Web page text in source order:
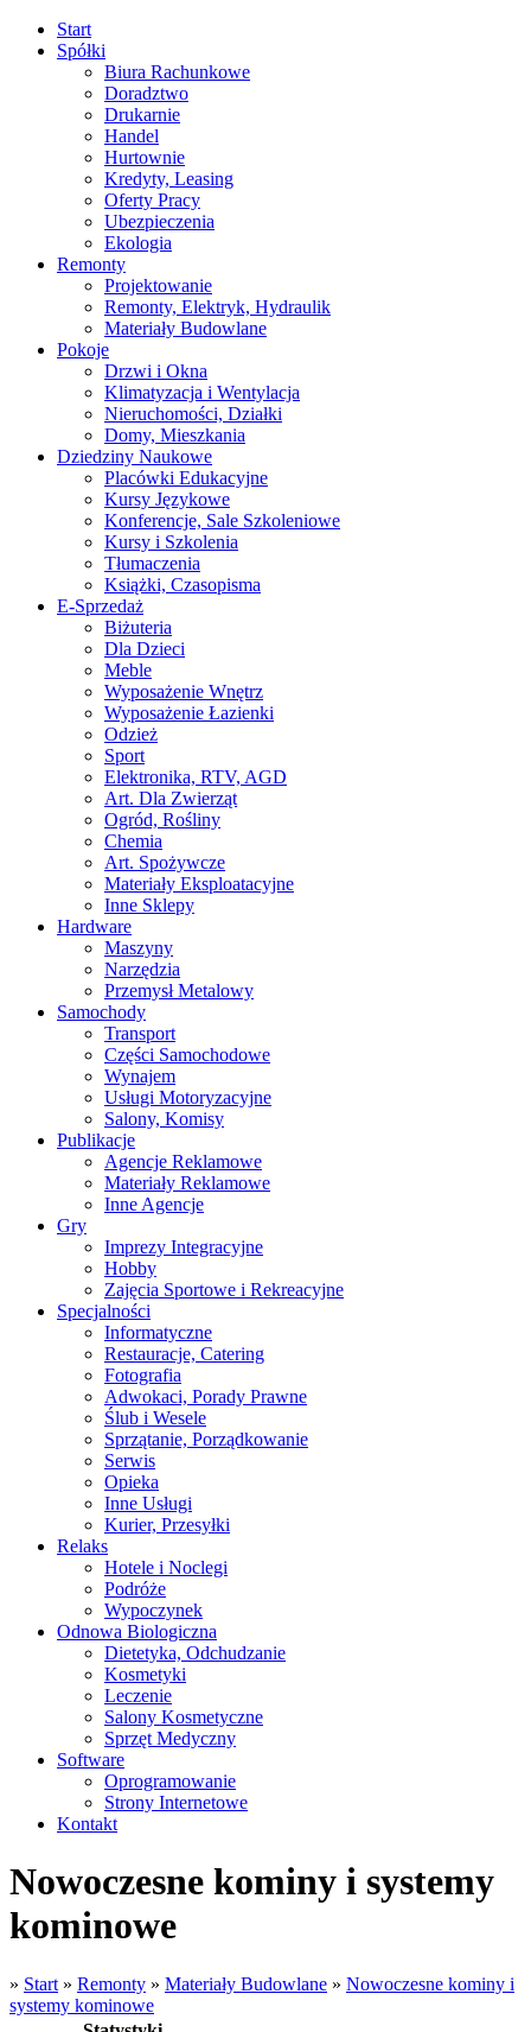
Start
Spółki
Biura Rachunkowe
Doradztwo
Drukarnie
Handel
Hurtownie
Kredyty, Leasing
Oferty Pracy
Ubezpieczenia
Ekologia
Remonty
Projektowanie
Remonty, Elektryk, Hydraulik
Materiały Budowlane
Pokoje
Drzwi i Okna
Klimatyzacja i Wentylacja
Nieruchomości, Działki
Domy, Mieszkania
Dziedziny Naukowe
Placówki Edukacyjne
Kursy Językowe
Konferencje, Sale Szkoleniowe
Kursy i Szkolenia
Tłumaczenia
Książki, Czasopisma
E-Sprzedaż
Biżuteria
Dla Dzieci
Meble
Wyposażenie Wnętrz
Wyposażenie Łazienki
Odzież
Sport
Elektronika, RTV, AGD
Art. Dla Zwierząt
Ogród, Rośliny
Chemia
Art. Spożywcze
Materiały Eksploatacyjne
Inne Sklepy
Hardware
Maszyny
Narzędzia
Przemysł Metalowy
Samochody
Transport
Części Samochodowe
Wynajem
Usługi Motoryzacyjne
Salony, Komisy
Publikacje
Agencje Reklamowe
Materiały Reklamowe
Inne Agencje
Gry
Imprezy Integracyjne
Hobby
Zajęcia Sportowe i Rekreacyjne
Specjalności
Informatyczne
Restauracje, Catering
Fotografia
Adwokaci, Porady Prawne
Ślub i Wesele
Sprzątanie, Porządkowanie
Serwis
Opieka
Inne Usługi
Kurier, Przesyłki
Relaks
Hotele i Noclegi
Podróże
Wypoczynek
Odnowa Biologiczna
Dietetyka, Odchudzanie
Kosmetyki
Leczenie
Salony Kosmetyczne
Sprzęt Medyczny
Software
Oprogramowanie
Strony Internetowe
Kontakt
Nowoczesne kominy i systemy
kominowe
» Start » Remonty » Materiały Budowlane » Nowoczesne kominy i
systemy kominowe